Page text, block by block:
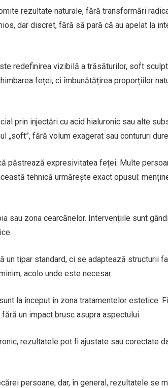
rezultate naturale, fără transformări
dar discret, fără să pară că au apelat la
redefinirea vizibilă a trăsăturilor, soft
feței, ci îmbunătățirea proporțiilor
prin injectări cu acid hialuronic sau alte
„soft”, fără volum exagerat sau contururi
păstrează expresivitatea feței. Multe
tehnică urmărește exact opusul:
sau zona cearcănelor. Intervențiile sunt
un tipar standard, ci se adaptează structurii
acolo unde este necesar.
la început în zona tratamentelor estetice.
un impact brusc asupra aspectului.
rezultatele pot fi ajustate sau corectate
persoane, dar, în general, rezultatele se